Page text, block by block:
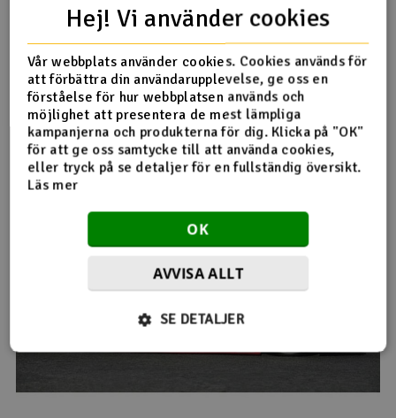
Hej! Vi använder cookies
Vår webbplats använder cookies. Cookies används för
att förbättra din användarupplevelse, ge oss en
förståelse för hur webbplatsen används och
möjlighet att presentera de mest lämpliga
kampanjerna och produkterna för dig. Klicka på "OK"
för att ge oss samtycke till att använda cookies,
eller tryck på se detaljer för en fullständig översikt.
Läs mer
OK
AVVISA ALLT
SE DETALJER